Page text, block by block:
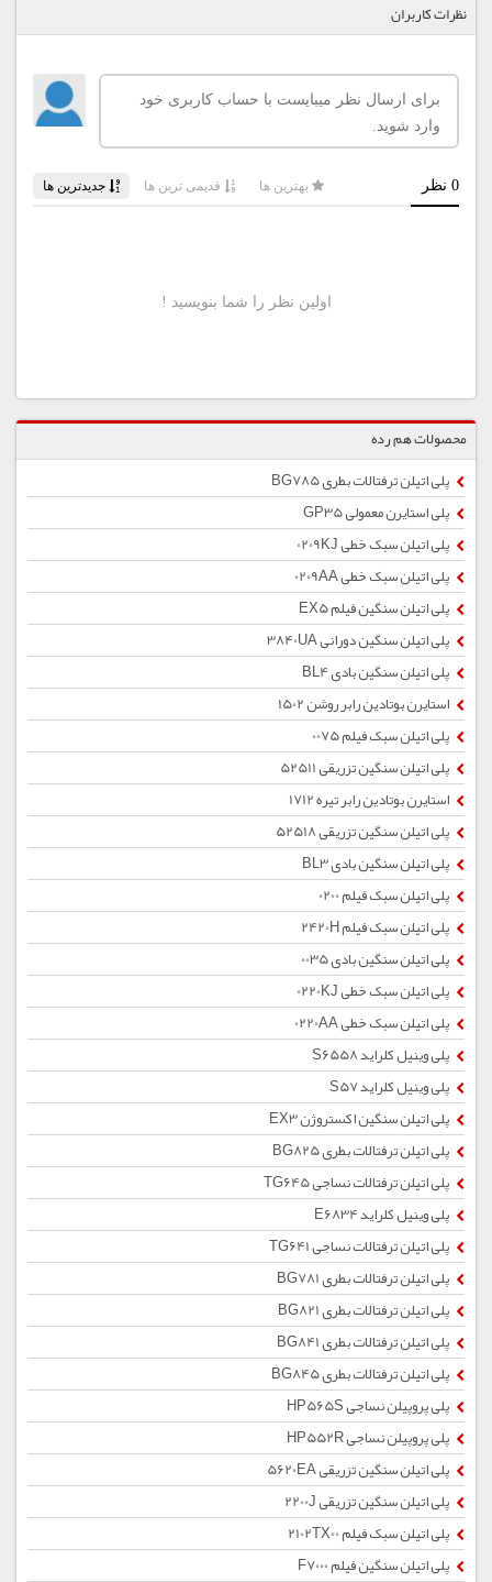
نظرات کاربران
محصولات هم رده
پلی اتیلن ترفتالات بطری BG785
پلی استایرن معمولی GP35
پلی اتیلن سبک خطی 0209KJ
پلی اتیلن سبک خطی 0209AA
پلی اتیلن سنگین فیلم EX5
پلی اتیلن سنگین دورانی 3840UA
پلی اتیلن سنگین بادی BL4
استایرن بوتادین رابر روشن 1502
پلی اتیلن سبک فیلم 0075
پلی اتیلن سنگین تزریقی 52511
استایرن بوتادین رابر تیره 1712
پلی اتیلن سنگین تزریقی 52518
پلی اتیلن سنگین بادی BL3
پلی اتیلن سبک فیلم 0200
پلی اتیلن سبک فیلم 2420H
پلی اتیلن سنگین بادی 0035
پلی اتیلن سبک خطی 0220KJ
پلی اتیلن سبک خطی 0220AA
پلی وینیل کلراید S6558
پلی وینیل کلراید S57
پلی اتیلن سنگین اکستروژن EX3
پلی اتیلن ترفتالات بطری BG825
پلی اتیلن ترفتالات نساجی TG645
پلی وینیل کلراید E6834
پلی اتیلن ترفتالات نساجی TG641
پلی اتیلن ترفتالات بطری BG781
پلی اتیلن ترفتالات بطری BG821
پلی اتیلن ترفتالات بطری BG841
پلی اتیلن ترفتالات بطری BG845
پلی پروپیلن نساجی HP565S
پلی پروپیلن نساجی HP552R
پلی اتیلن سنگین تزریقی 5620EA
پلی اتیلن سنگین تزریقی 2200J
پلی اتیلن سبک فیلم 2102TX00
پلی اتیلن سنگین فیلم F7000